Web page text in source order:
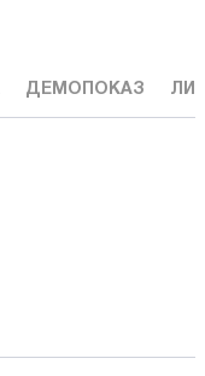
ДЕМОПОКАЗ